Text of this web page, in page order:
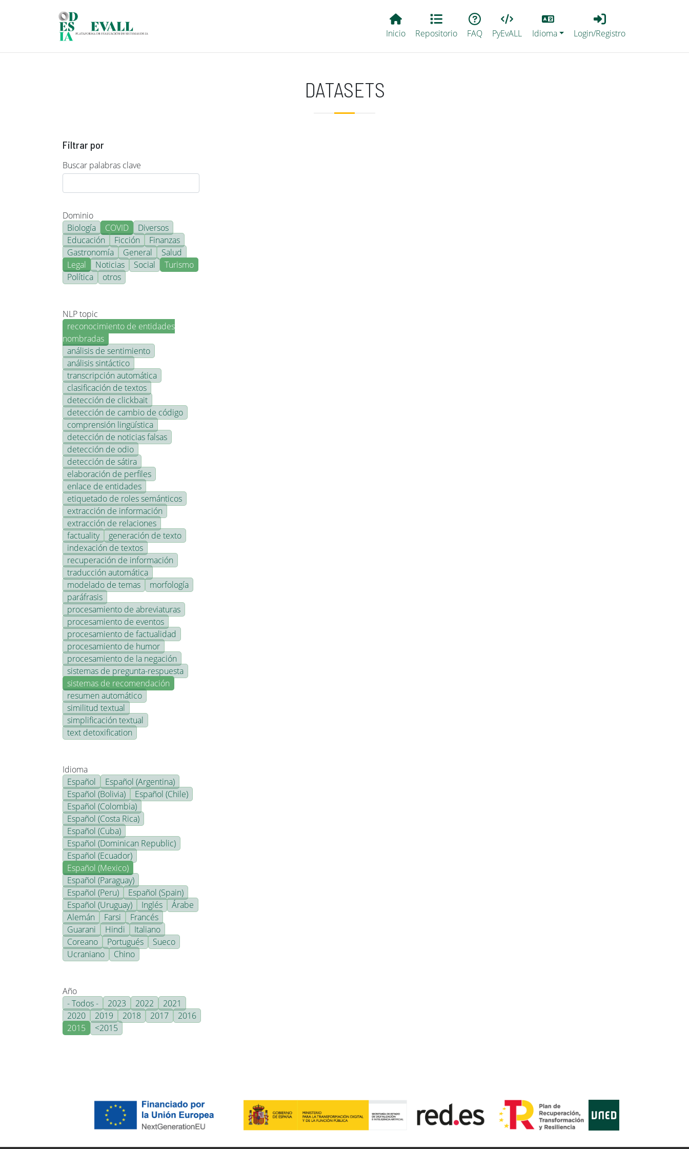
Main EvALL
Inicio Repositorio FAQ PyEvALL
Lang
Idioma
Login_Registro
Login/Registro
DATASETS
Filtrar por
Buscar palabras clave
Dominio
Biología
COVID
Diversos
Educación
Ficción
Finanzas
Gastronomía
General
Salud
Legal
Noticias Social
Turismo
Política
otros
NLP topic
reconocimiento de entidades
nombradas
análisis de sentimiento
análisis sintáctico
transcripción automática
clasificación de textos
detección de clickbait
detección de cambio de código
comprensión lingüística
detección de noticias falsas
detección de odio
detección de sátira
elaboración de perfiles
enlace de entidades
etiquetado de roles semánticos
extracción de información
extracción de relaciones
factuality
generación de texto
indexación de textos
recuperación de información
traducción automática
modelado de temas
morfología
paráfrasis
procesamiento de abreviaturas
procesamiento de eventos
procesamiento de factualidad
procesamiento de humor
procesamiento de la negación
sistemas de pregunta-respuesta
sistemas de recomendación
resumen automático
similitud textual
simplificación textual
text detoxification
Idioma
Español
Español (Argentina)
Español (Bolivia)
Español (Chile)
Español (Colombia)
Español (Costa Rica)
Español (Cuba)
Español (Dominican Republic)
Español (Ecuador)
Español (Mexico)
Español (Paraguay)
Español (Peru)
Español (Spain)
Español (Uruguay)
Inglés
Árabe
Alemán
Farsi
Francés
Guarani
Hindi
Italiano
Coreano
Portugués
Sueco
Ucraniano
Chino
Año
- Todos -
2023 2022
2021
2020
2019 2018 2017
2016
2015
<2015